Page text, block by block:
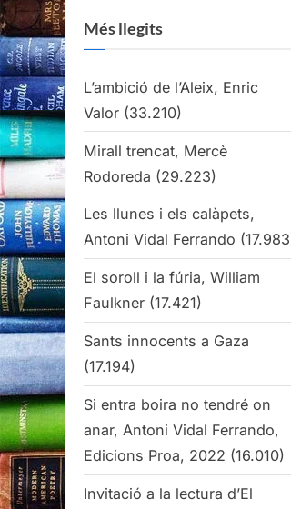
Més llegits
L’ambició de l’Aleix, Enric
Valor (33.210)
Mirall trencat, Mercè
Rodoreda (29.223)
Les llunes i els calàpets,
Antoni Vidal Ferrando
El soroll i la fúria, William
Faulkner (17.421)
Sants innocents a Gaza
(17.194)
Si entra boira no tendré on
anar, Antoni Vidal Ferrando,
Edicions Proa, 2022 (16.010)
Invitació a la lectura d’El